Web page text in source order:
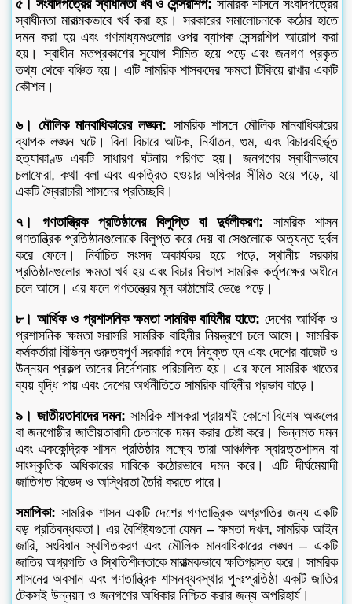
৫। সংবাদপত্রের স্বাধীনতা খর্ব ও সেন্সরশিপ: সামরিক শাসনে সংবাদপত্রের
স্বাধীনতা মারাত্মকভাবে খর্ব করা হয়। সরকারের সমালোচনাকে কঠোর হাতে
দমন করা হয় এবং গণমাধ্যমগুলোর ওপর ব্যাপক সেন্সরশিপ আরোপ করা
হয়। স্বাধীন মতপ্রকাশের সুযোগ সীমিত হয়ে পড়ে এবং জনগণ প্রকৃত
তথ্য থেকে বঞ্চিত হয়। এটি সামরিক শাসকদের ক্ষমতা টিকিয়ে রাখার একটি
কৌশল।
৬। মৌলিক মানবাধিকারের লঙ্ঘন: সামরিক শাসনে মৌলিক মানবাধিকারের
ব্যাপক লঙ্ঘন ঘটে। বিনা বিচারে আটক, নির্যাতন, গুম, এবং বিচারবহির্ভূত
হত্যাকাণ্ড একটি সাধারণ ঘটনায় পরিণত হয়। জনগণের স্বাধীনভাবে
চলাফেরা, কথা বলা এবং একত্রিত হওয়ার অধিকার সীমিত হয়ে পড়ে, যা
একটি স্বৈরাচারী শাসনের প্রতিচ্ছবি।
৭। গণতান্ত্রিক প্রতিষ্ঠানের বিলুপ্তি বা দুর্বলীকরণ: সামরিক শাসন
গণতান্ত্রিক প্রতিষ্ঠানগুলোকে বিলুপ্ত করে দেয় বা সেগুলোকে অত্যন্ত দুর্বল
করে ফেলে। নির্বাচিত সংসদ অকার্যকর হয়ে পড়ে, স্থানীয় সরকার
প্রতিষ্ঠানগুলোর ক্ষমতা খর্ব হয় এবং বিচার বিভাগ সামরিক কর্তৃপক্ষের অধীনে
চলে আসে। এর ফলে গণতন্ত্রের মূল কাঠামোই ভেঙে পড়ে।
৮। আর্থিক ও প্রশাসনিক ক্ষমতা সামরিক বাহিনীর হাতে: দেশের আর্থিক ও
প্রশাসনিক ক্ষমতা সরাসরি সামরিক বাহিনীর নিয়ন্ত্রণে চলে আসে। সামরিক
কর্মকর্তারা বিভিন্ন গুরুত্বপূর্ণ সরকারি পদে নিযুক্ত হন এবং দেশের বাজেট ও
উন্নয়ন প্রকল্প তাদের নির্দেশনায় পরিচালিত হয়। এর ফলে সামরিক খাতের
ব্যয় বৃদ্ধি পায় এবং দেশের অর্থনীতিতে সামরিক বাহিনীর প্রভাব বাড়ে।
৯। জাতীয়তাবাদের দমন: সামরিক শাসকরা প্রায়শই কোনো বিশেষ অঞ্চলের
বা জনগোষ্ঠীর জাতীয়তাবাদী চেতনাকে দমন করার চেষ্টা করে। ভিন্নমত দমন
এবং এককেন্দ্রিক শাসন প্রতিষ্ঠার লক্ষ্যে তারা আঞ্চলিক স্বায়ত্তশাসন বা
সাংস্কৃতিক অধিকারের দাবিকে কঠোরভাবে দমন করে। এটি দীর্ঘমেয়াদী
জাতিগত বিভেদ ও অস্থিরতা তৈরি করতে পারে।
সমাপিকা: সামরিক শাসন একটি দেশের গণতান্ত্রিক অগ্রগতির জন্য একটি
বড় প্রতিবন্ধকতা। এর বৈশিষ্ট্যগুলো যেমন – ক্ষমতা দখল, সামরিক আইন
জারি, সংবিধান স্থগিতকরণ এবং মৌলিক মানবাধিকারের লঙ্ঘন – একটি
জাতির অগ্রগতি ও স্থিতিশীলতাকে মারাত্মকভাবে ক্ষতিগ্রস্ত করে। সামরিক
শাসনের অবসান এবং গণতান্ত্রিক শাসনব্যবস্থার পুনঃপ্রতিষ্ঠা একটি জাতির
টেকসই উন্নয়ন ও জনগণের অধিকার নিশ্চিত করার জন্য অপরিহার্য।